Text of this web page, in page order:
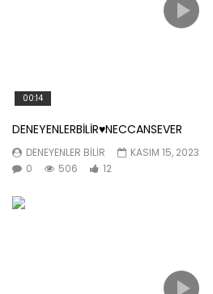
00:14
DENEYENLERBİLİR♥️NECCANSEVER
DENEYENLER BILIR
KASIM 15, 2023
0
506 12